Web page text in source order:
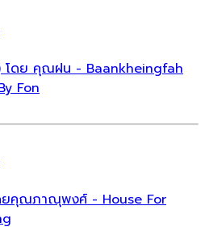
โดย คุณฝน - Baankheingfah
Fon
ยคุณภาณุพงศ์ - House For